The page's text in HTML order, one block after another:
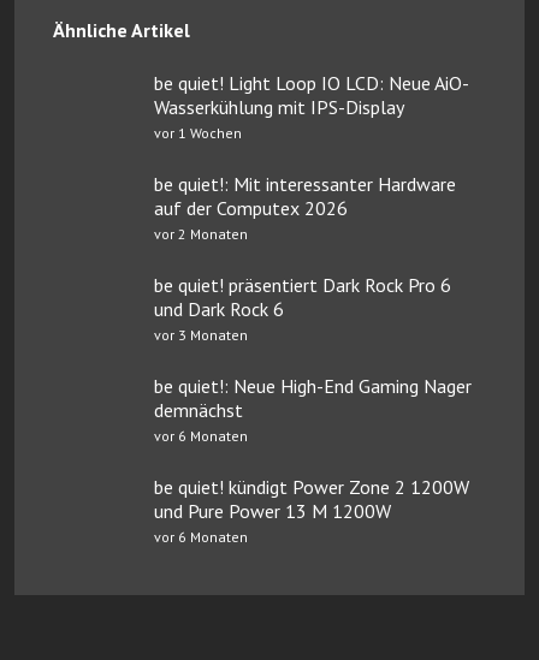
Ähnliche Artikel
be quiet! Light Loop IO LCD: Neue AiO-
Wasserkühlung mit IPS-Display
vor 1 Wochen
be quiet!: Mit interessanter Hardware
auf der Computex 2026
vor 2 Monaten
be quiet! präsentiert Dark Rock Pro 6
und Dark Rock 6
vor 3 Monaten
be quiet!: Neue High-End Gaming Nager
demnächst
vor 6 Monaten
be quiet! kündigt Power Zone 2 1200W
und Pure Power 13 M 1200W
vor 6 Monaten